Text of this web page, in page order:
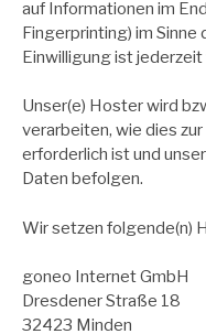
auf Informationen im
Fingerprinting) im Sinne
Einwilligung ist jederzeit
Unser(e) Hoster wird
verarbeiten, wie dies
erforderlich ist und
Daten befolgen.
Wir setzen folgende(n)
goneo Internet GmbH
Dresdener Straße 18
32423 Minden